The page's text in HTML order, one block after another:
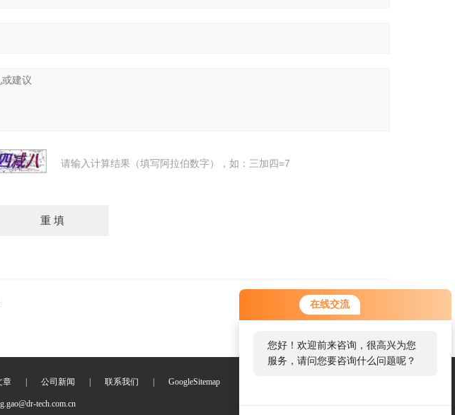
在线交流
您好！欢迎前来咨询，很高兴为您
服务，请问您要咨询什么问题呢？
您好，看您停留很久了，是否找到
了需求产品，您可以直接在线与我
请输入计算结果（填写阿拉伯数字），如：三加四=7
章 公司新闻 联系我们 GoogleSitemap
tech.com.cn